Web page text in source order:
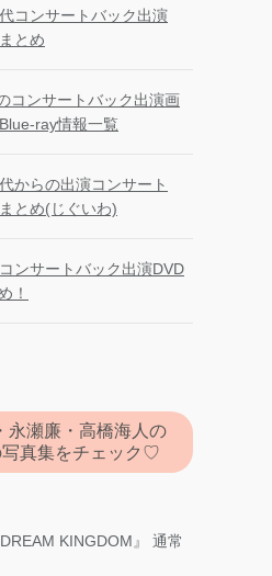
コンサートバック出演
とめ
コンサートバック出演画
ray情報一覧
からの出演コンサート
とめ(じぐいわ)
ンサートバック出演DVD
！
瀬廉・高橋海人の
写真集をチェック♡
KINGDOM』 通常